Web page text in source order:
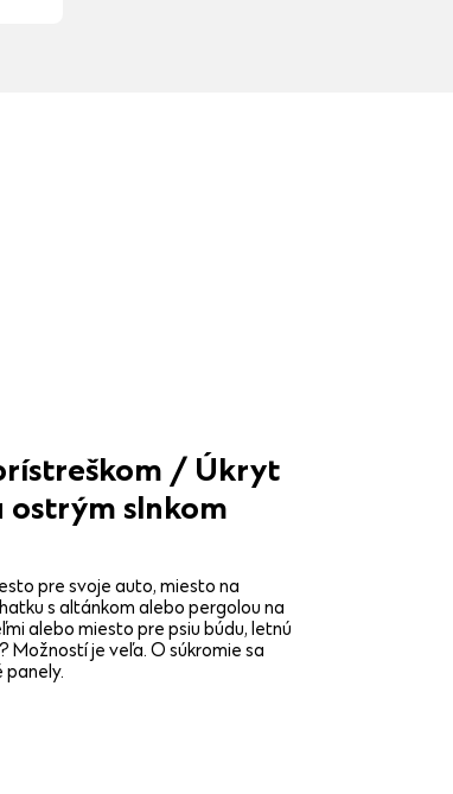
/ Úkryt
slnkom
pre svoje auto, miesto na
s altánkom alebo pergolou na
alebo miesto pre psiu búdu, letnú
Možností je veľa. O súkromie sa